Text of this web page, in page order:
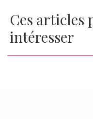
Ces articles
intéresser